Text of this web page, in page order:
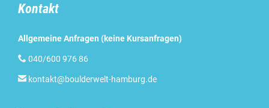
Kontakt
Allgemeine Anfragen (keine Kursanfragen)
 040/600 976 86
 kontakt@boulderwelt-hamburg.de